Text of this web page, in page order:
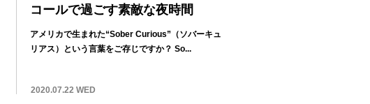
コールで過ごす素敵な夜時間
アメリカで生まれた“Sober Curious”（ソバーキュ
リアス）という言葉をご存じですか？ So...
2020.07.22 WED